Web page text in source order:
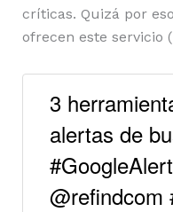
críticas. Quizá por
ofrecen este servicio
3
alertas de
@refindcom